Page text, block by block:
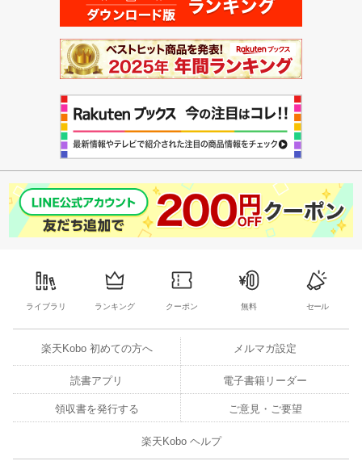
ライブラリ ランキング クーポン 無料 セール
楽天Kobo 初めての方へ メルマガ設定
読書アプリ 電子書籍リーダー
領収書を発行する ご意見・ご要望
楽天Kobo ヘルプ